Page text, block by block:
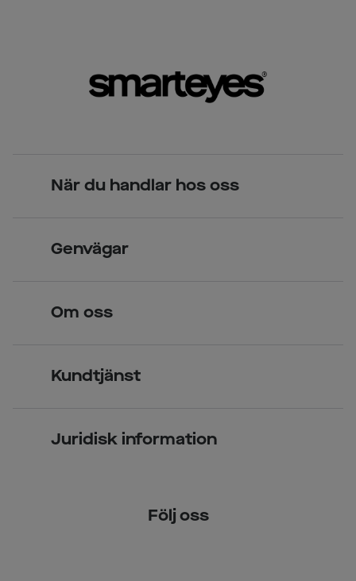
När du handlar hos oss
Över 70 butiker
Genvägar
Kontaktlinser
Om oss
Kundtjänst
Juridisk information
Följ oss